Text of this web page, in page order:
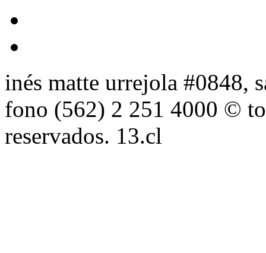
inés matte urrejola #0848,
fono (562) 2 251 4000 ©
reservados. 13.cl